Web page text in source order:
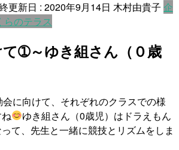
更新日 : 2020年9月14日 木村由貴子 企
らのテラス
に向けて、それぞれのクラスでの様
ゆき組さん（0歳児）はドラえもん
て、先生と一緒に競技とリズムをしま